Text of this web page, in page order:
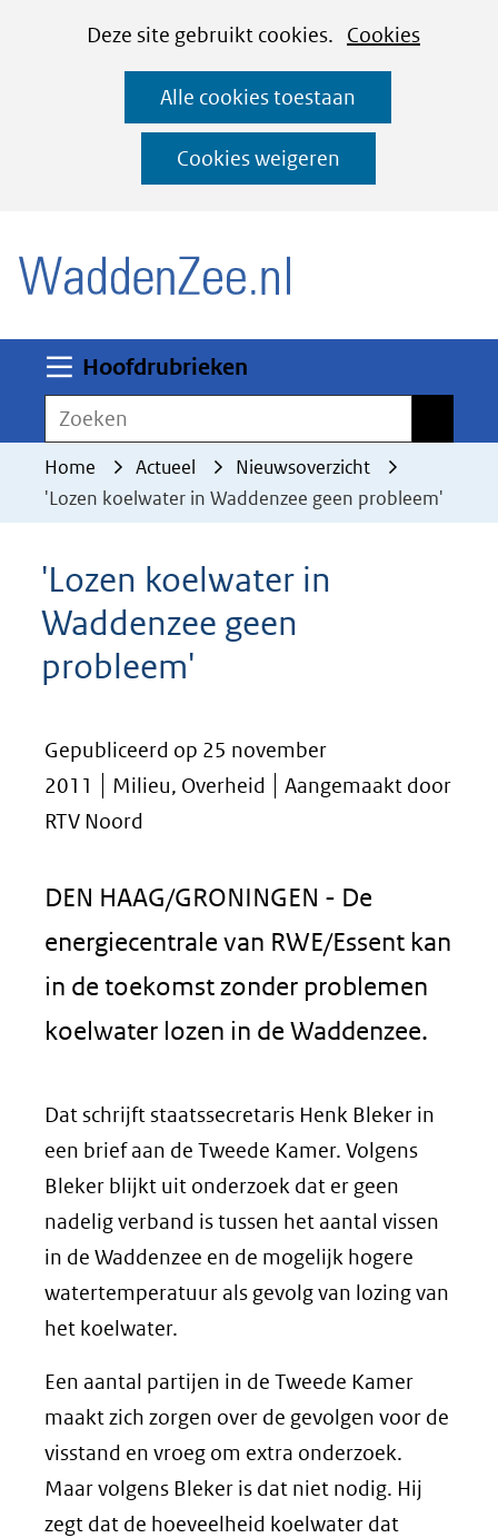
CookiesDeze site gebruikt cookies. Cookies
deze
worden
toegestaan
geweigerd.
Alle cookies toestaan
Cookies weigeren
Ga
naar
de
inhoud
Hoofdrubrieken
Zoeken
Home Actueel
Nieuwsoverzicht
'Lozen koelwater in Waddenzee geen probleem'
'Lozen koelwater in
Waddenzee geen
probleem'
Gepubliceerd op 25 november
2011
Milieu, Overheid
Aangemaakt door
RTV Noord
DEN HAAG/GRONINGEN - De
energiecentrale van RWE/Essent kan
in de toekomst zonder problemen
koelwater lozen in de Waddenzee.
Dat schrijft staatssecretaris Henk Bleker in
een brief aan de Tweede Kamer. Volgens
Bleker blijkt uit onderzoek dat er geen
nadelig verband is tussen het aantal vissen
in de Waddenzee en de mogelijk hogere
watertemperatuur als gevolg van lozing van
het koelwater.
Een aantal partijen in de Tweede Kamer
maakt zich zorgen over de gevolgen voor de
visstand en vroeg om extra onderzoek.
Maar volgens Bleker is dat niet nodig. Hij
zegt dat de hoeveelheid koelwater dat